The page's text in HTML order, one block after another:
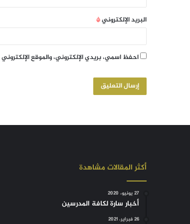
البريد الإلكتروني*
احفظ اسمي، بريدي الإلكتروني، والموقع
أكثر المقالات مشاهدة
27 يونيو، 2020
أخبار سارة لكافة المدرسين
26 فبراير، 2021